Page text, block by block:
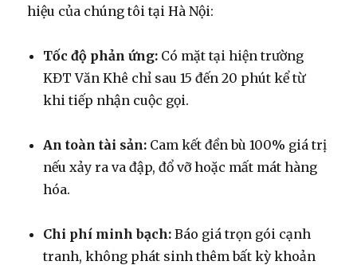
hiệu của chúng tôi tại Hà Nội:
Tốc độ phản ứng: Có mặt tại hiện trường
KĐT Văn Khê chỉ sau 15 đến 20 phút kể từ
khi tiếp nhận cuộc gọi.
An toàn tài sản: Cam kết đền bù 100% giá trị
nếu xảy ra va đập, đổ vỡ hoặc mất mát hàng
hóa.
Chi phí minh bạch: Báo giá trọn gói cạnh
tranh, không phát sinh thêm bất kỳ khoản